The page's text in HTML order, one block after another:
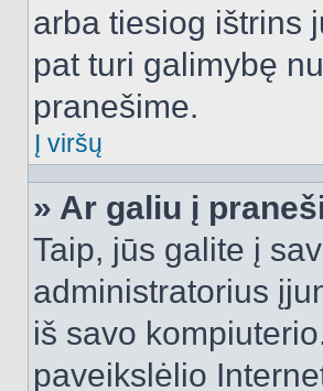
arba tiesiog ištrins
pat turi galimybę
pranešime.
Į viršų
» Ar galiu į
Taip, jūs galite į
administratorius
iš savo
paveikslėlio